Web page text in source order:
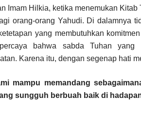
Imam Hilkia, ketika menemukan Kitab
orang-orang Yahudi. Di dalamnya
yang membutuhkan
bahwa sabda Tuhan
Karena itu, dengan segenap hati
mampu memandang
sungguh berbuah baik di